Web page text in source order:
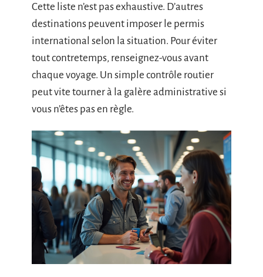
Cette liste n’est pas exhaustive. D’autres
destinations peuvent imposer le permis
international selon la situation. Pour éviter
tout contretemps, renseignez-vous avant
chaque voyage. Un simple contrôle routier
peut vite tourner à la galère administrative si
vous n’êtes pas en règle.